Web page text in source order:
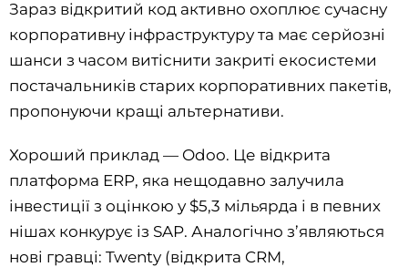
Зараз відкритий код активно охоплює сучасну
корпоративну інфраструктуру та має серйозні
шанси з часом витіснити закриті екосистеми
постачальників старих корпоративних пакетів,
пропонуючи кращі альтернативи.
Хороший приклад — Odoo. Це відкрита
платформа ERP, яка нещодавно залучила
інвестиції з оцінкою у $5,3 мільярда і в певних
нішах конкурує із SAP. Аналогічно з’являються
нові гравці: Twenty (відкрита CRM,